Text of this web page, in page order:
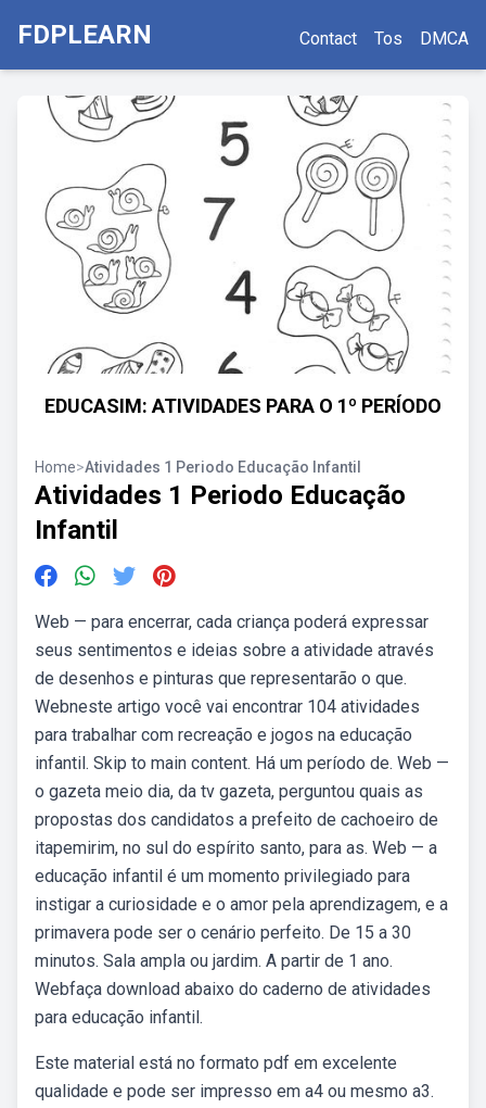
FDPLEARN Contact Tos DMCA
EDUCASIM: ATIVIDADES PARA O 1º PERÍODO
Home>Atividades 1 Periodo Educação Infantil
Atividades 1 Periodo Educação
Infantil
Web — para encerrar, cada criança poderá expressar
seus sentimentos e ideias sobre a atividade através
de desenhos e pinturas que representarão o que.
Webneste artigo você vai encontrar 104 atividades
para trabalhar com recreação e jogos na educação
infantil. Skip to main content. Há um período de. Web —
o gazeta meio dia, da tv gazeta, perguntou quais as
propostas dos candidatos a prefeito de cachoeiro de
itapemirim, no sul do espírito santo, para as. Web — a
educação infantil é um momento privilegiado para
instigar a curiosidade e o amor pela aprendizagem, e a
primavera pode ser o cenário perfeito. De 15 a 30
minutos. Sala ampla ou jardim. A partir de 1 ano.
Webfaça download abaixo do caderno de atividades
para educação infantil.
Este material está no formato pdf em excelente
qualidade e pode ser impresso em a4 ou mesmo a3.